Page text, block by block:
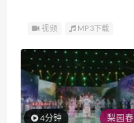
视频 MP3下载
4分钟 梨园春